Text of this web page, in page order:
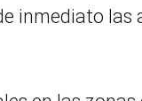
inmediato las